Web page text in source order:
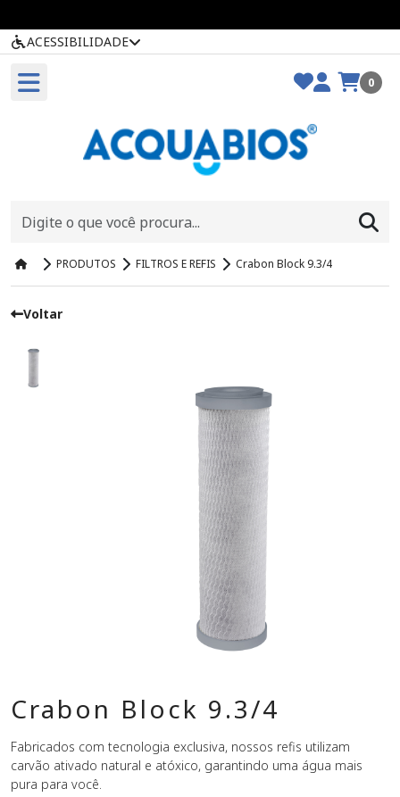
ACESSIBILIDADE
0
PRODUTOS FILTROS E REFIS Crabon Block 9.3/4
Voltar
Crabon Block 9.3/4
Fabricados com tecnologia exclusiva, nossos refis utilizam
carvão ativado natural e atóxico, garantindo uma água mais
pura para você.